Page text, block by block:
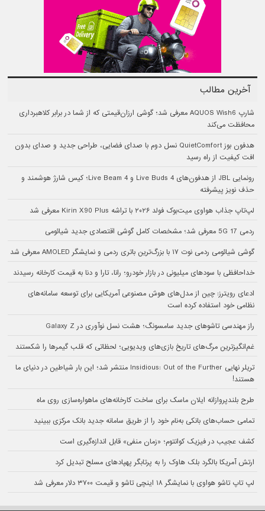
آخرین مطالب
شارپ AQUOS Wish6 معرفی شد؛ گوشی ارزان‌قیمتی که از شما در برابر کلاهبرداری
محافظت می‌کند
هدفون بوز QuietComfort نسل دوم با صدای فضایی، طراحی جدید و صدای بدون
افت کیفیت از راه رسید
رونمایی JBL از هدفون‌های Live Buds 4 و Live Beam 4؛ کیس شارژ هوشمند و
حذف نویز پیشرفته
لپ‌تاپ جذاب هواوی میت‌بوک فولد ۲۰۲۶ با تراشه Kirin X90 Plus معرفی شد
ردمی 17 5G معرفی شد؛ مشخصات کامل گوشی اقتصادی جدید شیائومی
گوشی شیائومی ردمی نوت ۱۷ با بزرگ‌ترین باتری ردمی و نمایشگر AMOLED معرفی شد
خداحافظی با سودهای میلیونی در بازار خودرو؛ رانا، تارا و دنا به قیمت کارخانه رسیدند
ادعای رویترز: چین از مدل‌های هوش مصنوعی آمریکایی برای توسعه سامانه‌های
نظامی خود استفاده کرده است
راز مهندسی تاشوهای جدید سامسونگ؛ هشت نسل نوآوری در Galaxy Z
غم‌انگیزترین مرگ‌های تاریخ بازی‌های ویدیویی؛ لحظاتی که قلب گیمرها را شکستند
تریلر نهایی Insidious: Out of the Further منتشر شد؛ این بار شیاطین در دنیای ما
هستند!
طرح بلندپروازانه ایلان ماسک برای ساخت کارخانه‌های ماهواره‌سازی روی ماه
تمامی حساب‌های بانکی به‌نام خود را از طریق سامانه جدید بانک مرکزی ببینید
کشف عجیب در فیزیک کوانتوم؛ «زمان منفی» قابل اندازه‌گیری است
ارتش آمریکا بالگرد بلک هاوک را به پرتابگر پهپادهای مسلح تبدیل کرد
لپ تاپ تاشو هواوی با نمایشگر ۱۸ اینچی تاشو و قیمت ۳۷۰۰ دلار معرفی شد